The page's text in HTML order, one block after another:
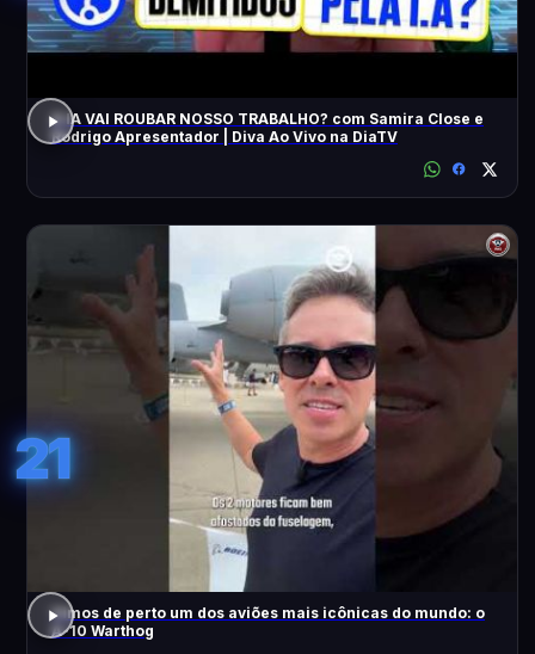
A IA VAI ROUBAR NOSSO TRABALHO? com Samira Close e
Rodrigo Apresentador | Diva Ao Vivo na DiaTV
21
Vimos de perto um dos aviões mais icônicas do mundo: o
A-10 Warthog